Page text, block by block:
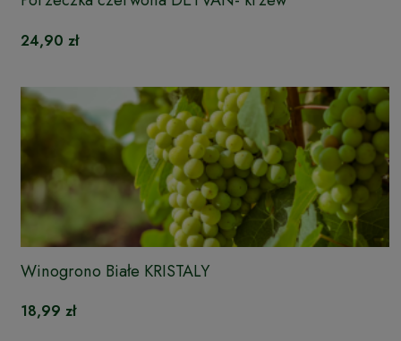
24,90 zł
Winogrono Białe KRISTALY
18,99 zł